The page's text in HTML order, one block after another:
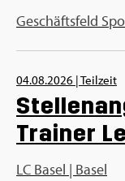
Geschäftsfeld
04.08.2026 |Teilzeit
Trainer
LC Basel | Basel